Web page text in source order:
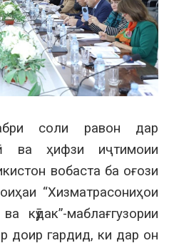
соли равон дар
ва ҳифзи иҷтимоии
вобаста ба оғози
“Хизматрасониҳои
кӯдак”-маблағгузории
доир гардид, ки дар он